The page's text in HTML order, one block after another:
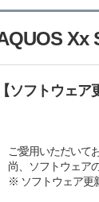
Xx
【ソフトウェア
ご愛用いただいて
尚、ソフトウェア
※ ソフトウェア更